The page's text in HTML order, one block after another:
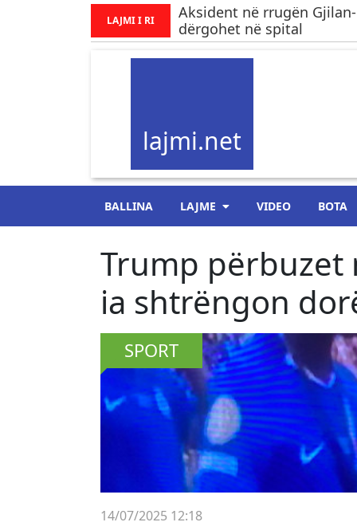
LAJMI I RI
Aksident në rrugën
dërgohet në spital
lajmi.net
BALLINA LAJME VIDEO BOTA
​Trump përbuzet
ia shtrëngon
SPORT
14/07/2025 12:18